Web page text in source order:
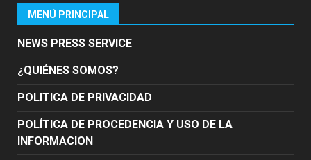
MENÚ PRINCIPAL
NEWS PRESS SERVICE
¿QUIÉNES SOMOS?
POLITICA DE PRIVACIDAD
POLÍTICA DE PROCEDENCIA Y USO DE LA
INFORMACION